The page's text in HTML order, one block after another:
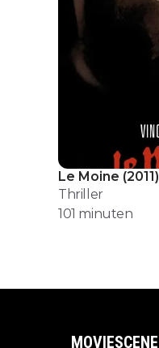
Le Moine (2011)
Thriller
101 minuten
MOVIESCENE